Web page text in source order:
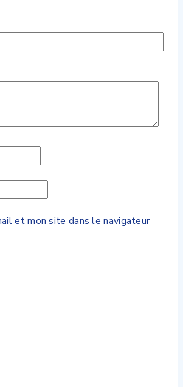
et mon site dans le navigateur